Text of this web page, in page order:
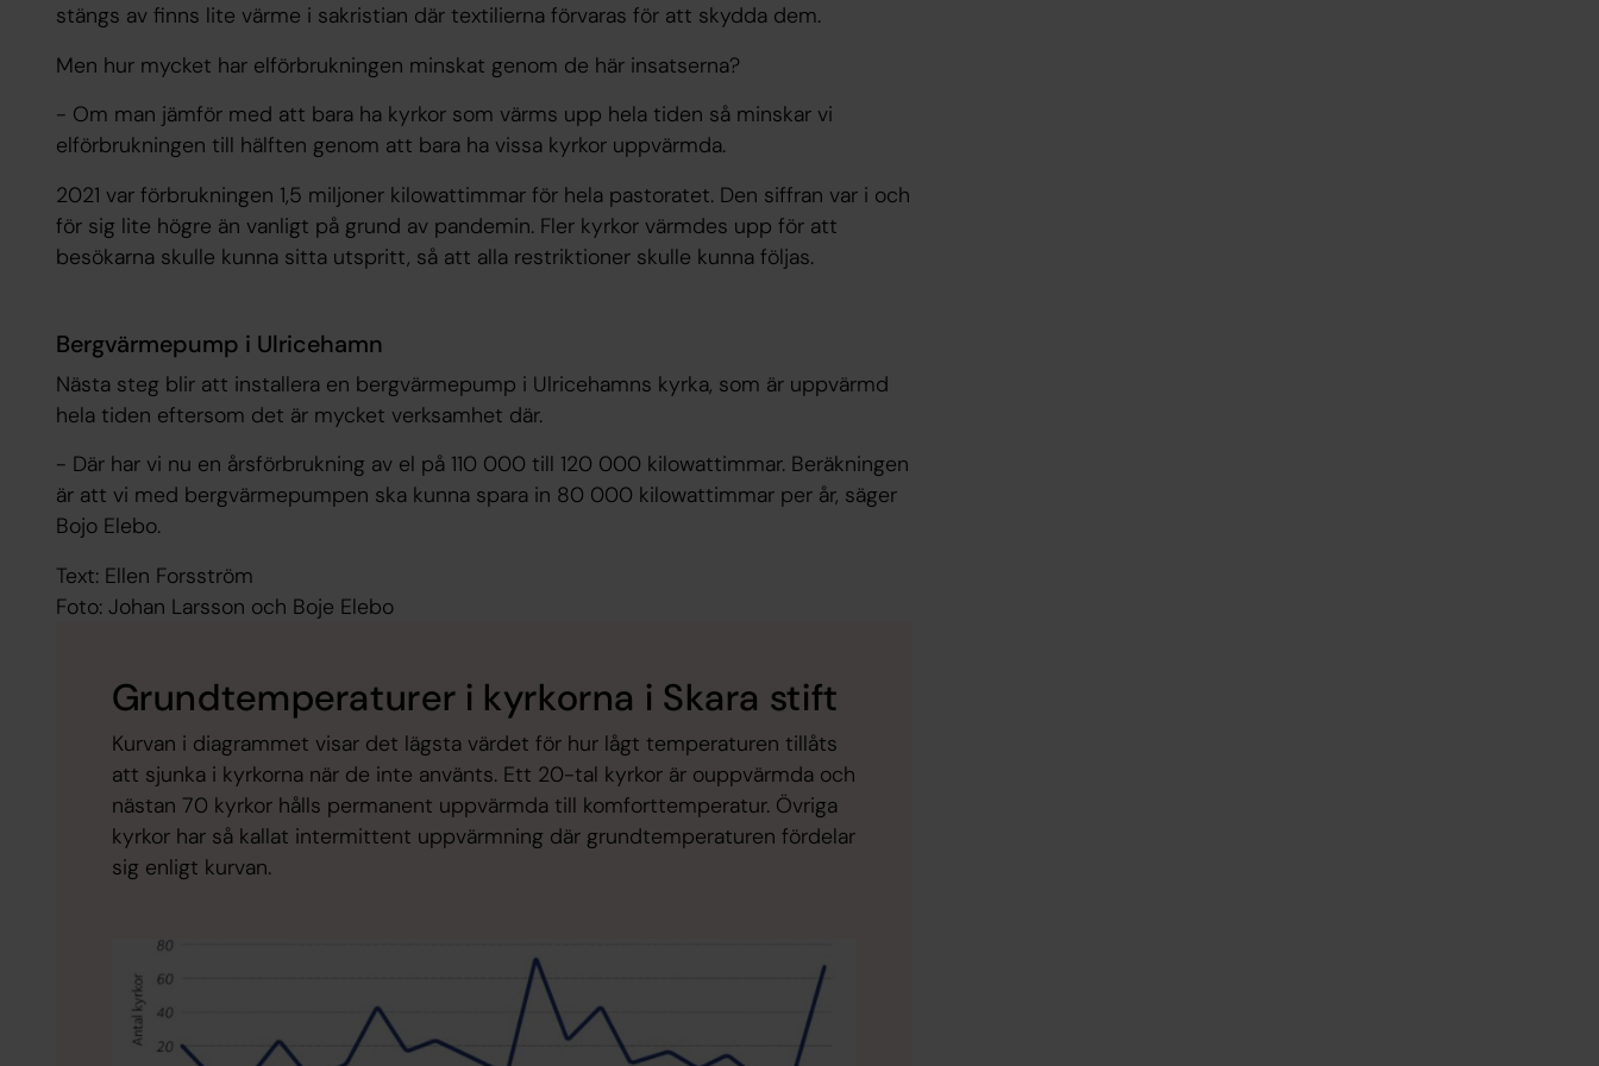
stängs av finns lite värme i sakristian där textilierna förvaras för att skydda dem.
Men hur mycket har elförbrukningen minskat genom de här insatserna?
- Om man jämför med att bara ha kyrkor som värms upp hela tiden så minskar vi
elförbrukningen till hälften genom att bara ha vissa kyrkor uppvärmda.
2021 var förbrukningen 1,5 miljoner kilowattimmar för hela pastoratet. Den siffran var i och
för sig lite högre än vanligt på grund av pandemin. Fler kyrkor värmdes upp för att
besökarna skulle kunna sitta utspritt, så att alla restriktioner skulle kunna följas.
Bergvärmepump i Ulricehamn
Nästa steg blir att installera en bergvärmepump i Ulricehamns kyrka, som är uppvärmd
hela tiden eftersom det är mycket verksamhet där.
- Där har vi nu en årsförbrukning av el på 110 000 till 120 000 kilowattimmar. Beräkningen
är att vi med bergvärmepumpen ska kunna spara in 80 000 kilowattimmar per år, säger
Bojo Elebo.
Text: Ellen Forsström
Foto: Johan Larsson och Boje Elebo
Grundtemperaturer i kyrkorna i Skara stift
Kurvan i diagrammet visar det lägsta värdet för hur lågt temperaturen tillåts
att sjunka i kyrkorna när de inte använts. Ett 20-tal kyrkor är ouppvärmda och
nästan 70 kyrkor hålls permanent uppvärmda till komforttemperatur. Övriga
kyrkor har så kallat intermittent uppvärmning där grundtemperaturen fördelar
sig enligt kurvan.